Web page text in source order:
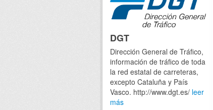
DGT
Dirección General de Tráfico,
información de tráfico de toda
la red estatal de carreteras,
excepto Cataluña y País
Vasco. http://www.dgt.es/ leer
más